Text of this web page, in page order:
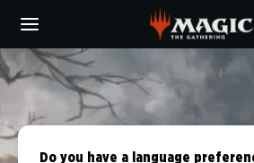
main
content
Do you have a language